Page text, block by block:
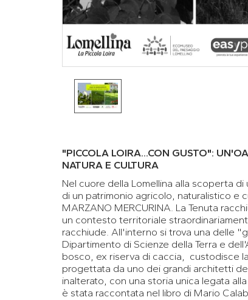
"PICCOLA LOIRA...CON GUSTO":
NATURA E CULTURA
Nel cuore della Lomellina alla scoperta
di un patrimonio agricolo, naturalistico e
MARZANO MERCURINA. La Tenuta
un contesto territoriale
racchiude. All'interno si trova una delle
Dipartimento di Scienze della Terra e
bosco, ex riserva di caccia, custodisce
progettata da uno dei grandi architetti
inalterato, con una storia unica legata
è stata raccontata nel libro di Mario